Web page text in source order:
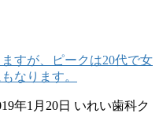
すが、ピークは20代で女
なります。
年1月20日 いれい歯科ク